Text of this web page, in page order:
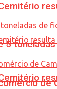
5
de